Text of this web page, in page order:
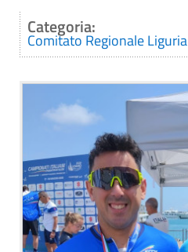
Categoria:
Comitato Regionale Liguria